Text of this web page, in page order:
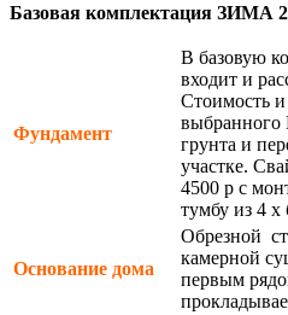
Базовая комплектация ЗИМА
Фундамент
В базовую
входит и
Стоимость и
выбранного
грунта и
участке.
4500 р с
тумбу из 4 х
Основание дома
Обрезной
камерной
первым